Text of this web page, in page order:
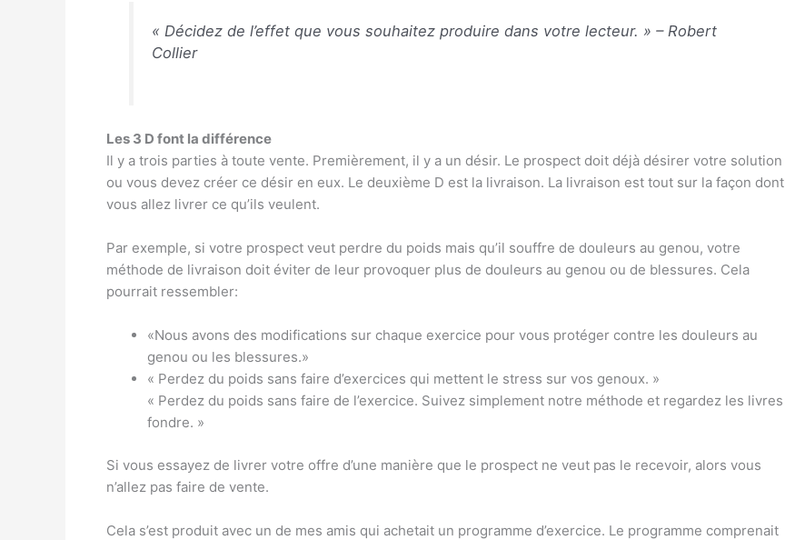
« Décidez de l’effet que vous souhaitez produire dans votre lecteur. » – Robert
Collier
Les 3 D font la différence
Il y a trois parties à toute vente. Premièrement, il y a un désir. Le prospect doit déjà désirer votre solution
ou vous devez créer ce désir en eux. Le deuxième D est la livraison. La livraison est tout sur la façon dont
vous allez livrer ce qu’ils veulent.
Par exemple, si votre prospect veut perdre du poids mais qu’il souffre de douleurs au genou, votre
méthode de livraison doit éviter de leur provoquer plus de douleurs au genou ou de blessures. Cela
pourrait ressembler:
«Nous avons des modifications sur chaque exercice pour vous protéger contre les douleurs au
genou ou les blessures.»
« Perdez du poids sans faire d’exercices qui mettent le stress sur vos genoux. »
« Perdez du poids sans faire de l’exercice. Suivez simplement notre méthode et regardez les livres
fondre. »
Si vous essayez de livrer votre offre d’une manière que le prospect ne veut pas le recevoir, alors vous
n’allez pas faire de vente.
Cela s’est produit avec un de mes amis qui achetait un programme d’exercice. Le programme comprenait